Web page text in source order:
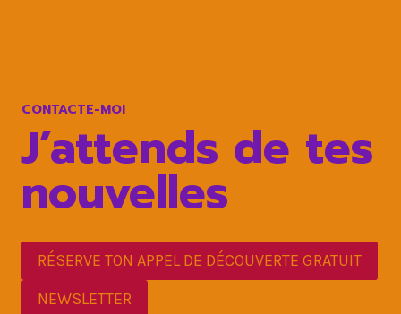
CONTACTE-MOI
J’attends de tes
nouvelles
RÉSERVE TON APPEL DE DÉCOUVERTE GRATUIT
NEWSLETTER